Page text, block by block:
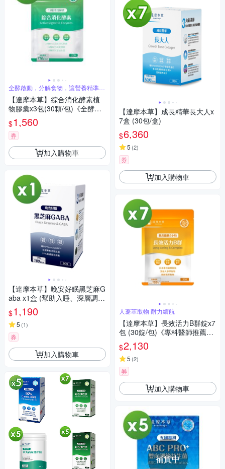
全酵啟動，分解食物，讓營養精準釋
放吸收
【達摩本草】綜合消化酵素植
物膠囊x3包(30顆/包)《全酵啟
動、打造黃金消化力》
$1,560
券
加入購物車
【達摩本草】晚安好眠黑芝麻G
aba x1盒 (幫助入睡、深層調節
體質) 60顆/盒
$1,190
5 (1)
券
加入購物車
【達摩本草】成長精華長大人x
7盒 (30包/盒)
$6,360
5 (2)
券
加入購物車
人蔘萃取物 耐力續航
【達摩本草】長效活力B群錠x7
包 (30錠/包)《專科醫師推薦、
滿足日常所需能量B群、雞精精
華成分》
$2,130
5 (2)
券
加入購物車
補貨中